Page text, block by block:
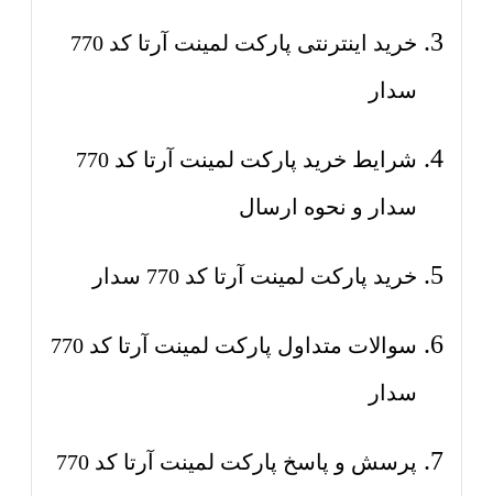
خرید اینترنتی پارکت لمینت آرتا کد 770
سدار
شرایط خرید پارکت لمینت آرتا کد 770
سدار و نحوه ارسال
خرید پارکت لمینت آرتا کد 770 سدار
سوالات متداول پارکت لمینت آرتا کد 770
سدار
پرسش و پاسخ پارکت لمینت آرتا کد 770